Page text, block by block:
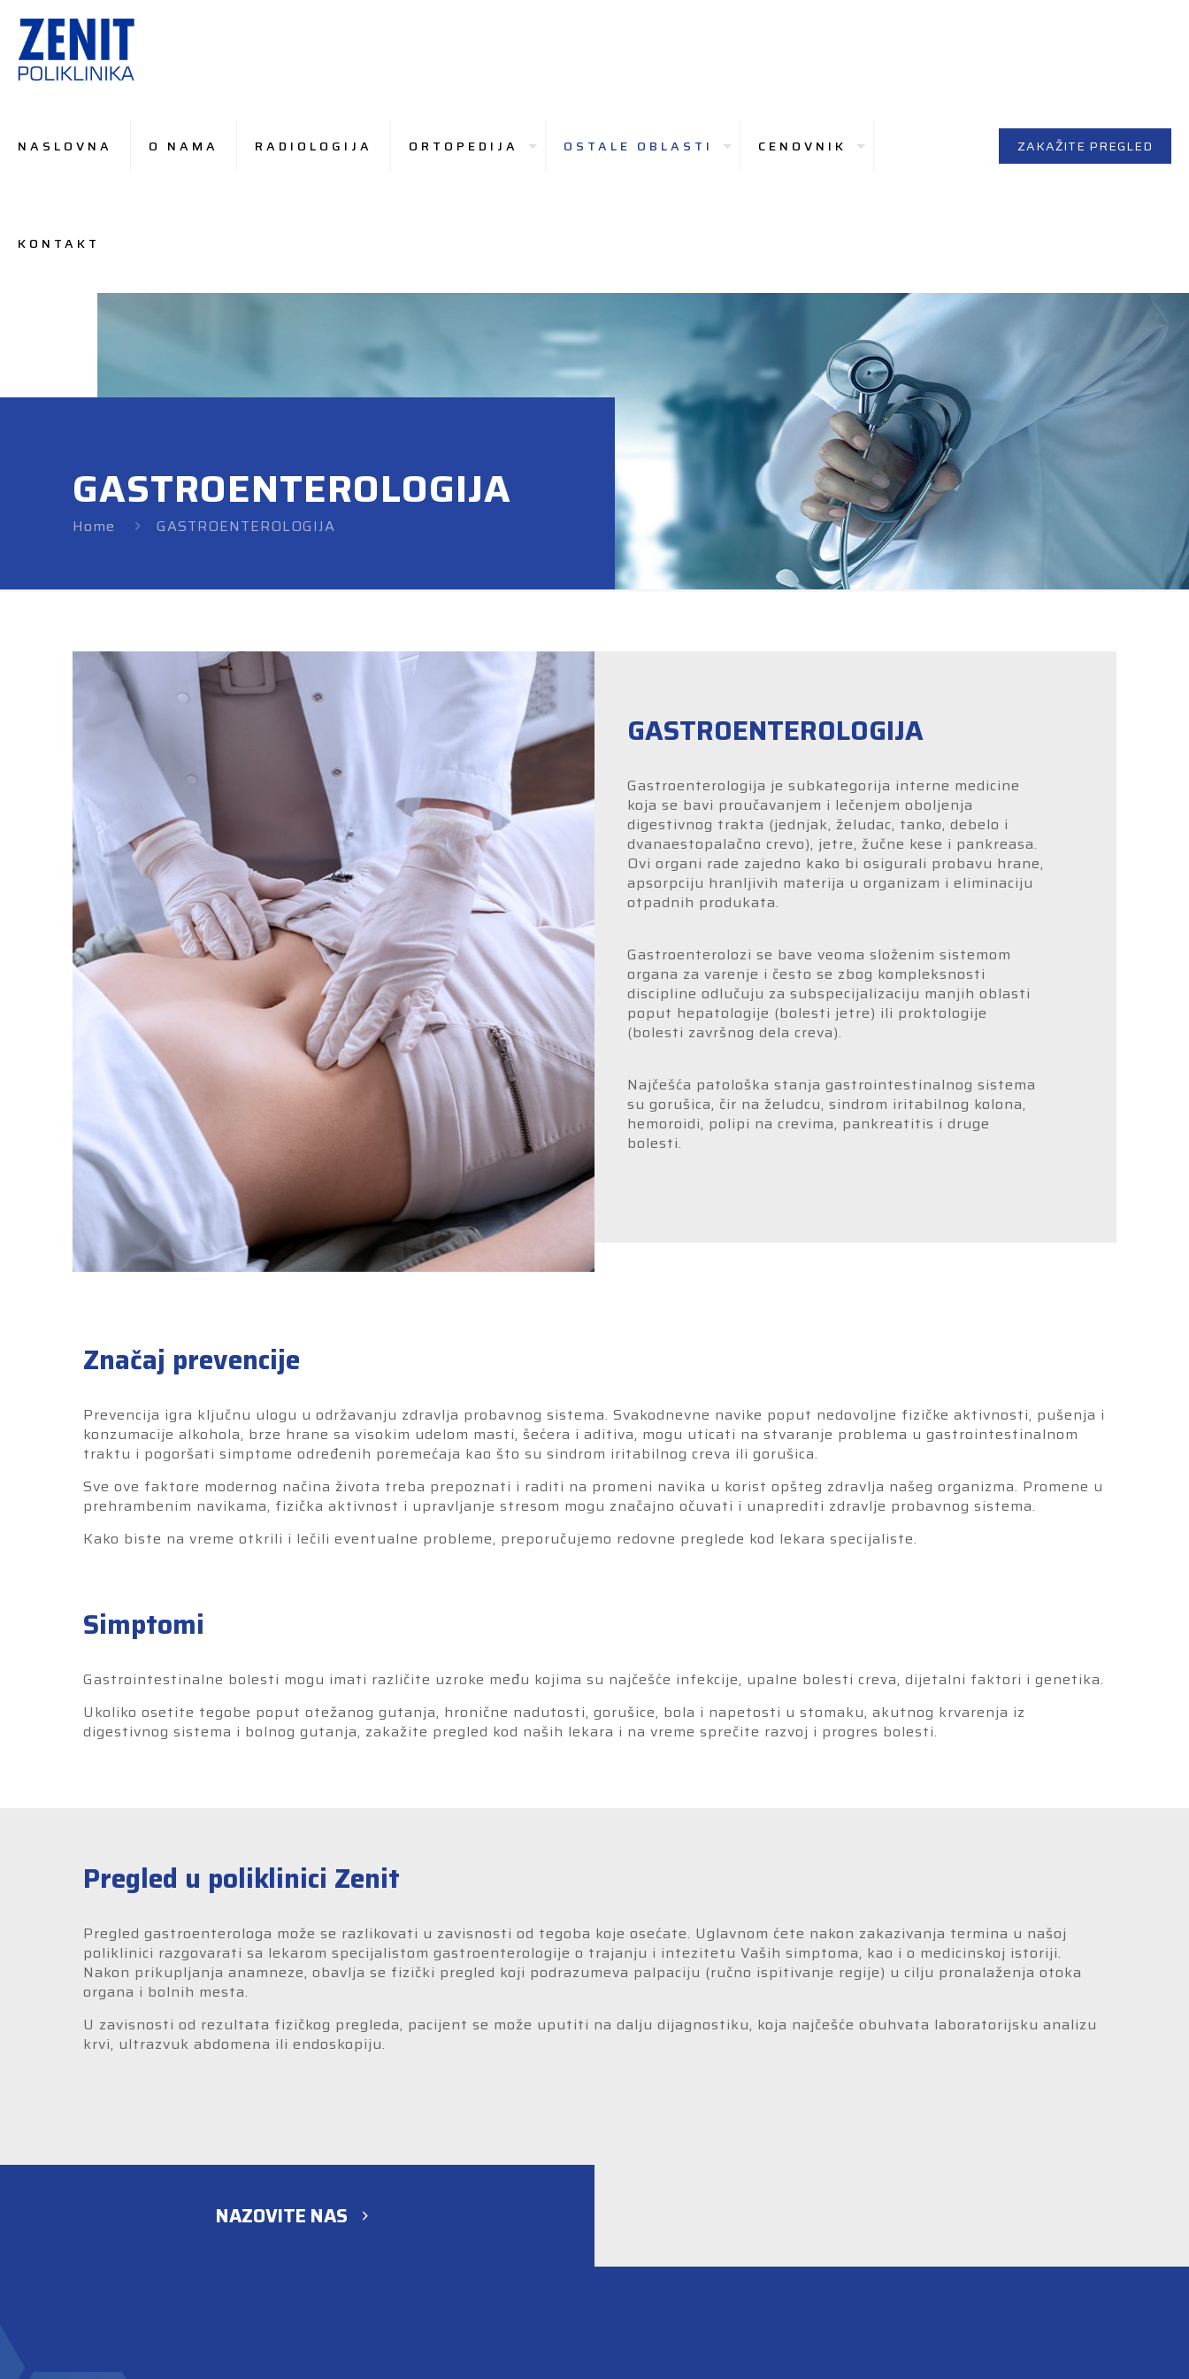
NASLOVNA O NAMA RADIOLOGIJA ORTOPEDIJA OSTALE OBLASTI CENOVNIK
KONTAKT
ZAKAŽITE PREGLED
GASTROENTEROLOGIJA
Home GASTROENTEROLOGIJA
GASTROENTEROLOGIJA
Gastroenterologija je subkategorija interne medicine
koja se bavi proučavanjem i lečenjem oboljenja
digestivnog trakta (jednjak, želudac, tanko, debelo i
dvanaestopalačno crevo), jetre, žučne kese i pankreasa.
Ovi organi rade zajedno kako bi osigurali probavu hrane,
apsorpciju hranljivih materija u organizam i eliminaciju
otpadnih produkata.
Gastroenterolozi se bave veoma složenim sistemom
organa za varenje i često se zbog kompleksnosti
discipline odlučuju za subspecijalizaciju manjih oblasti
poput hepatologije (bolesti jetre) ili proktologije
(bolesti završnog dela creva).
Najčešća patološka stanja gastrointestinalnog sistema
su gorušica, čir na želudcu, sindrom iritabilnog kolona,
hemoroidi, polipi na crevima, pankreatitis i druge
bolesti.
Značaj prevencije
Prevencija igra ključnu ulogu u održavanju zdravlja probavnog sistema. Svakodnevne navike poput nedovoljne fizičke aktivnosti, pušenja i
konzumacije alkohola, brze hrane sa visokim udelom masti, šećera i aditiva, mogu uticati na stvaranje problema u gastrointestinalnom
traktu i pogoršati simptome određenih poremećaja kao što su sindrom iritabilnog creva ili gorušica.
Sve ove faktore modernog načina života treba prepoznati i raditi na promeni navika u korist opšteg zdravlja našeg organizma. Promene u
prehrambenim navikama, fizička aktivnost i upravljanje stresom mogu značajno očuvati i unaprediti zdravlje probavnog sistema.
Kako biste na vreme otkrili i lečili eventualne probleme, preporučujemo redovne preglede kod lekara specijaliste.
Simptomi
Gastrointestinalne bolesti mogu imati različite uzroke među kojima su najčešće infekcije, upalne bolesti creva, dijetalni faktori i genetika.
Ukoliko osetite tegobe poput otežanog gutanja, hronične nadutosti, gorušice, bola i napetosti u stomaku, akutnog krvarenja iz
digestivnog sistema i bolnog gutanja, zakažite pregled kod naših lekara i na vreme sprečite razvoj i progres bolesti.
Pregled u poliklinici Zenit
Pregled gastroenterologa može se razlikovati u zavisnosti od tegoba koje osećate. Uglavnom ćete nakon zakazivanja termina u našoj
poliklinici razgovarati sa lekarom specijalistom gastroenterologije o trajanju i intezitetu Vaših simptoma, kao i o medicinskoj istoriji.
Nakon prikupljanja anamneze, obavlja se fizički pregled koji podrazumeva palpaciju (ručno ispitivanje regije) u cilju pronalaženja otoka
organa i bolnih mesta.
U zavisnosti od rezultata fizičkog pregleda, pacijent se može uputiti na dalju dijagnostiku, koja najčešće obuhvata laboratorijsku analizu
krvi, ultrazvuk abdomena ili endoskopiju.
NAZOVITE NAS